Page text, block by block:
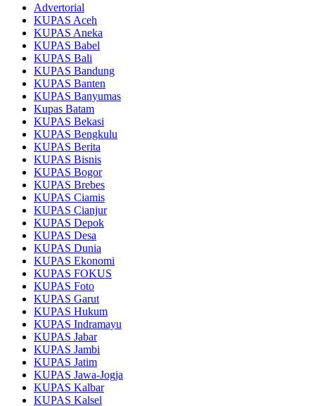
Advertorial
KUPAS Aceh
KUPAS Aneka
KUPAS Babel
KUPAS Bali
KUPAS Bandung
KUPAS Banten
KUPAS Banyumas
Kupas Batam
KUPAS Bekasi
KUPAS Bengkulu
KUPAS Berita
KUPAS Bisnis
KUPAS Bogor
KUPAS Brebes
KUPAS Ciamis
KUPAS Cianjur
KUPAS Depok
KUPAS Desa
KUPAS Dunia
KUPAS Ekonomi
KUPAS FOKUS
KUPAS Foto
KUPAS Garut
KUPAS Hukum
KUPAS Indramayu
KUPAS Jabar
KUPAS Jambi
KUPAS Jatim
KUPAS Jawa-Jogja
KUPAS Kalbar
KUPAS Kalsel